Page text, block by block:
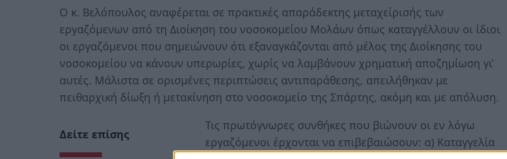
Ο κ. Βελόπουλος αναφέρεται σε πρακτικές απαράδεκτης μεταχείρισής των
εργαζόμενων από τη Διοίκηση του νοσοκομείου Μολάων όπως καταγγέλλουν οι ίδιοι
οι εργαζόμενοι που σημειώνουν ότι εξαναγκάζονται από μέλος της Διοίκησης του
νοσοκομείου να κάνουν υπερωρίες, χωρίς να λαμβάνουν χρηματική αποζημίωση γι’
αυτές. Μάλιστα σε ορισμένες περιπτώσεις αντιπαράθεσης, απειλήθηκαν με
πειθαρχική δίωξη ή μετακίνηση στο νοσοκομείο της Σπάρτης, ακόμη και με απόλυση.
Δείτε επίσης
Τις πρωτόγνωρες συνθήκες που βιώνουν οι εν λόγω
εργαζόμενοι έρχονται να επιβεβαιώσουν: α) Καταγγελία